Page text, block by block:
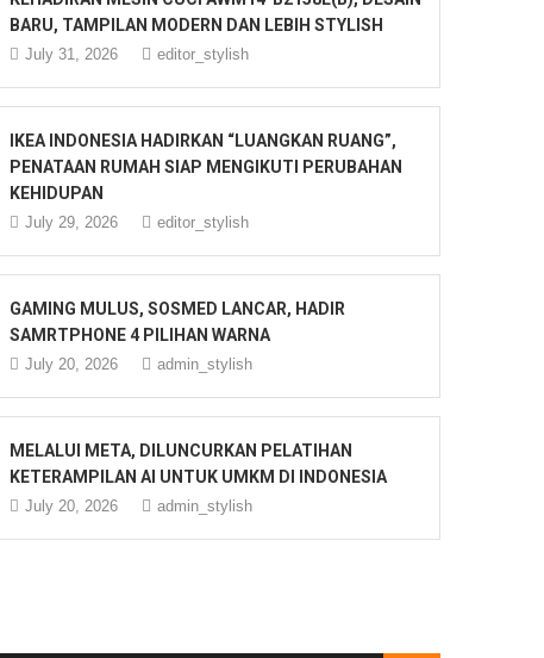
BARU, TAMPILAN MODERN DAN LEBIH STYLISH
July 31, 2026 editor_stylish
IKEA INDONESIA HADIRKAN “LUANGKAN RUANG”,
PENATAAN RUMAH SIAP MENGIKUTI PERUBAHAN
KEHIDUPAN
July 29, 2026 editor_stylish
GAMING MULUS, SOSMED LANCAR, HADIR
SAMRTPHONE 4 PILIHAN WARNA
July 20, 2026 admin_stylish
MELALUI META, DILUNCURKAN PELATIHAN
KETERAMPILAN AI UNTUK UMKM DI INDONESIA
July 20, 2026 admin_stylish